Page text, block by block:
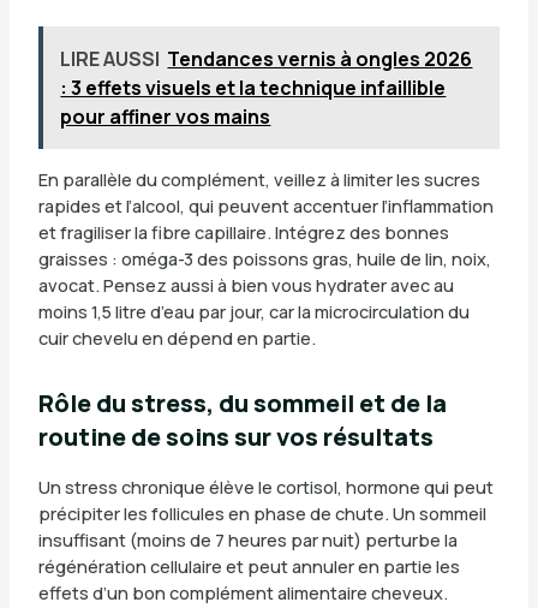
LIRE AUSSI Tendances vernis à ongles 2026
: 3 effets visuels et la technique infaillible
pour affiner vos mains
En parallèle du complément, veillez à limiter les sucres
rapides et l’alcool, qui peuvent accentuer l’inflammation
et fragiliser la fibre capillaire. Intégrez des bonnes
graisses : oméga-3 des poissons gras, huile de lin, noix,
avocat. Pensez aussi à bien vous hydrater avec au
moins 1,5 litre d’eau par jour, car la microcirculation du
cuir chevelu en dépend en partie.
Rôle du stress, du sommeil et de la
routine de soins sur vos résultats
Un stress chronique élève le cortisol, hormone qui peut
précipiter les follicules en phase de chute. Un sommeil
insuffisant (moins de 7 heures par nuit) perturbe la
régénération cellulaire et peut annuler en partie les
effets d’un bon complément alimentaire cheveux.